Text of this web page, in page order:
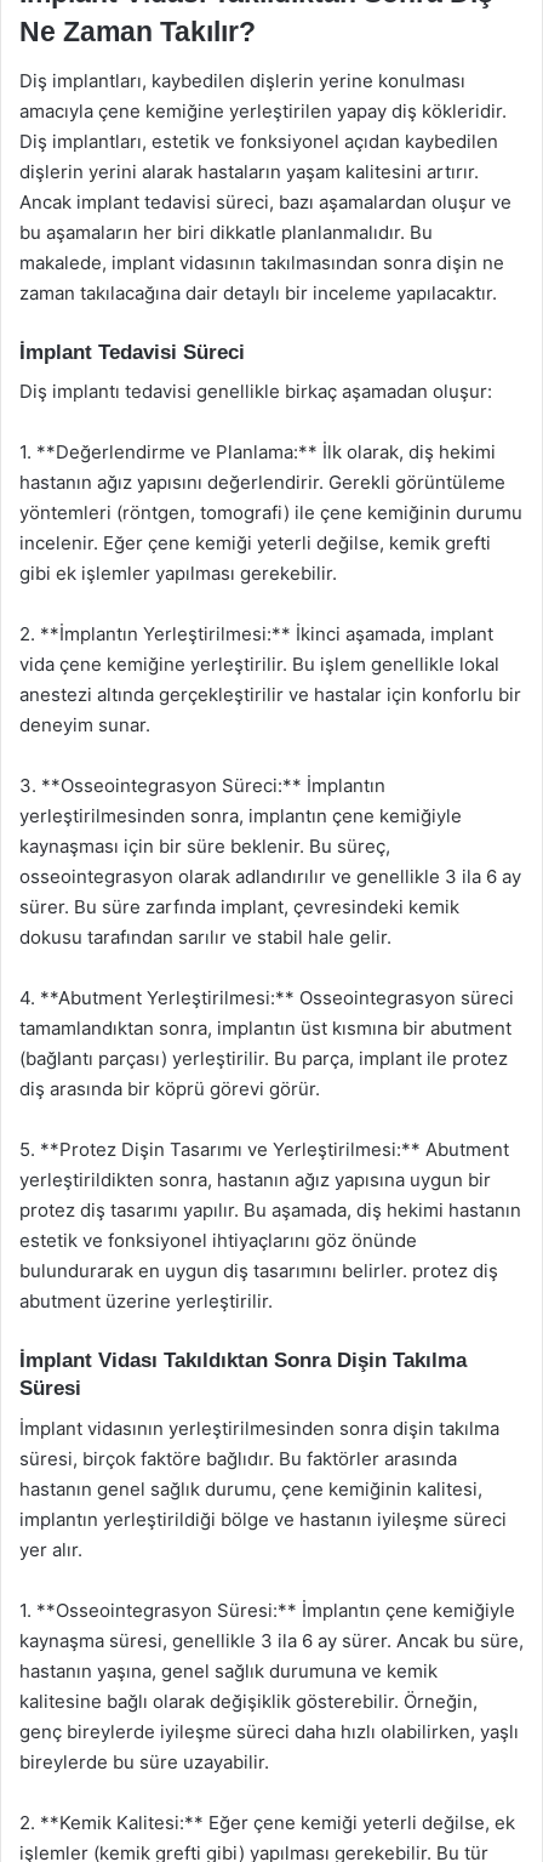
Ne Zaman Takılır?
Diş implantları, kaybedilen dişlerin yerine konulması
amacıyla çene kemiğine yerleştirilen yapay diş kökleridir.
Diş implantları, estetik ve fonksiyonel açıdan kaybedilen
dişlerin yerini alarak hastaların yaşam kalitesini artırır.
Ancak implant tedavisi süreci, bazı aşamalardan oluşur ve
bu aşamaların her biri dikkatle planlanmalıdır. Bu
makalede, implant vidasının takılmasından sonra dişin ne
zaman takılacağına dair detaylı bir inceleme yapılacaktır.
İmplant Tedavisi Süreci
Diş implantı tedavisi genellikle birkaç aşamadan oluşur:
1. **Değerlendirme ve Planlama:** İlk olarak, diş hekimi
hastanın ağız yapısını değerlendirir. Gerekli görüntüleme
yöntemleri (röntgen, tomografi) ile çene kemiğinin durumu
incelenir. Eğer çene kemiği yeterli değilse, kemik grefti
gibi ek işlemler yapılması gerekebilir.
2. **İmplantın Yerleştirilmesi:** İkinci aşamada, implant
vida çene kemiğine yerleştirilir. Bu işlem genellikle lokal
anestezi altında gerçekleştirilir ve hastalar için konforlu bir
deneyim sunar.
3. **Osseointegrasyon Süreci:** İmplantın
yerleştirilmesinden sonra, implantın çene kemiğiyle
kaynaşması için bir süre beklenir. Bu süreç,
osseointegrasyon olarak adlandırılır ve genellikle 3 ila 6 ay
sürer. Bu süre zarfında implant, çevresindeki kemik
dokusu tarafından sarılır ve stabil hale gelir.
4. **Abutment Yerleştirilmesi:** Osseointegrasyon süreci
tamamlandıktan sonra, implantın üst kısmına bir abutment
(bağlantı parçası) yerleştirilir. Bu parça, implant ile protez
diş arasında bir köprü görevi görür.
5. **Protez Dişin Tasarımı ve Yerleştirilmesi:** Abutment
yerleştirildikten sonra, hastanın ağız yapısına uygun bir
protez diş tasarımı yapılır. Bu aşamada, diş hekimi hastanın
estetik ve fonksiyonel ihtiyaçlarını göz önünde
bulundurarak en uygun diş tasarımını belirler. protez diş
abutment üzerine yerleştirilir.
İmplant Vidası Takıldıktan Sonra Dişin Takılma
Süresi
İmplant vidasının yerleştirilmesinden sonra dişin takılma
süresi, birçok faktöre bağlıdır. Bu faktörler arasında
hastanın genel sağlık durumu, çene kemiğinin kalitesi,
implantın yerleştirildiği bölge ve hastanın iyileşme süreci
yer alır.
1. **Osseointegrasyon Süresi:** İmplantın çene kemiğiyle
kaynaşma süresi, genellikle 3 ila 6 ay sürer. Ancak bu süre,
hastanın yaşına, genel sağlık durumuna ve kemik
kalitesine bağlı olarak değişiklik gösterebilir. Örneğin,
genç bireylerde iyileşme süreci daha hızlı olabilirken, yaşlı
bireylerde bu süre uzayabilir.
2. **Kemik Kalitesi:** Eğer çene kemiği yeterli değilse, ek
işlemler (kemik grefti gibi) yapılması gerekebilir. Bu tür